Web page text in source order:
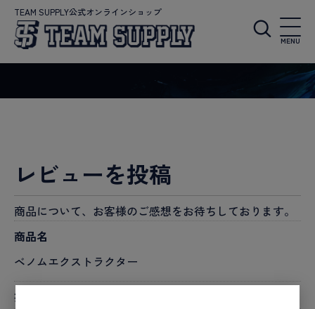
TEAM SUPPLY公式オンラインショップ
MENU
レビューを投稿
商品について、お客様のご感想をお待ちしております。
商品名
ベノムエクストラクター
投稿者名